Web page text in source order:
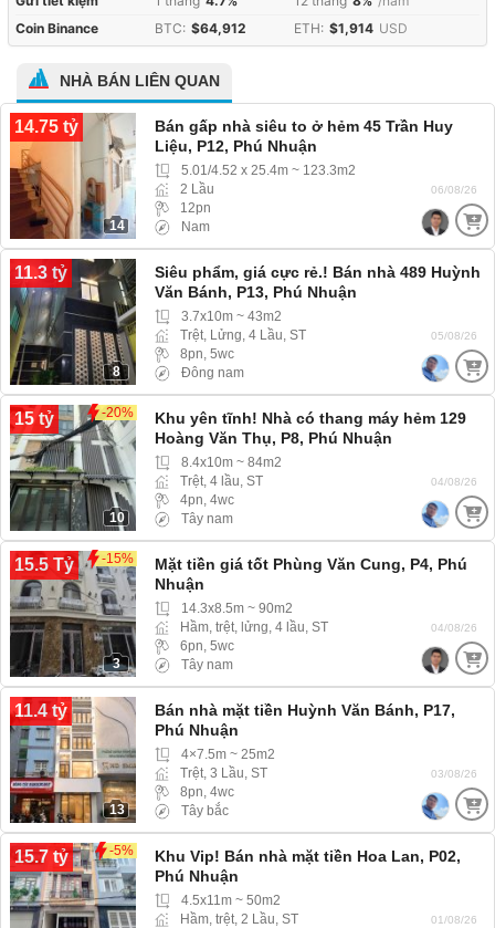
Coin Binance
BTC: $64,912 ETH: $1,914 USD
NHÀ BÁN LIÊN QUAN
14.75 tỷ
14
Bán gấp nhà siêu to ở hẻm 45 Trần Huy
Liệu, P12, Phú Nhuận
5.01/4.52 x 25.4m ~ 123.3m2
2 Lầu
12pn
Nam
06/08/26
11.3 tỷ
8
Siêu phẩm, giá cực rẻ.! Bán nhà 489 Huỳnh
Văn Bánh, P13, Phú Nhuận
3.7x10m ~ 43m2
Trệt, Lửng, 4 Lầu, ST
8pn, 5wc
Đông nam
05/08/26
15 tỷ -20%
10
Khu yên tĩnh! Nhà có thang máy hẻm 129
Hoàng Văn Thụ, P8, Phú Nhuận
8.4x10m ~ 84m2
Trệt, 4 lầu, ST
4pn, 4wc
Tây nam
04/08/26
15.5 Tỷ -15%
3
Mặt tiền giá tốt Phùng Văn Cung, P4, Phú
Nhuận
14.3x8.5m ~ 90m2
Hầm, trệt, lửng, 4 lầu, ST
6pn, 5wc
Tây nam
04/08/26
11.4 tỷ
13
Bán nhà mặt tiền Huỳnh Văn Bánh, P17,
Phú Nhuận
4×7.5m ~ 25m2
Trệt, 3 Lầu, ST
8pn, 4wc
Tây bắc
03/08/26
15.7 tỷ -5%
Khu Vip! Bán nhà mặt tiền Hoa Lan, P02,
Phú Nhuận
4.5x11m ~ 50m2
Hầm, trệt, 2 Lầu, ST
01/08/26